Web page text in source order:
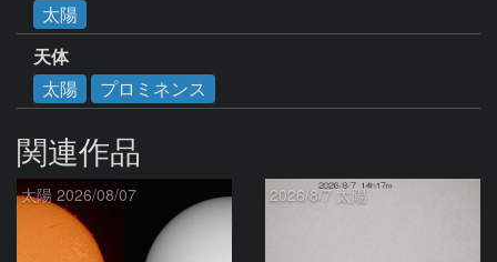
太陽
天体
太陽
プロミネンス
関連作品
太陽 2026/08/07 2026/8/7 太陽